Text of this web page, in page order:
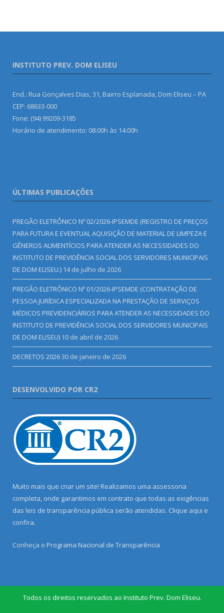
INSTITUTO PREV. DOM ELISEU
End.: Rua Gonçalves Dias, 31, Bairro Esplanada, Dom Eliseu – PA
CEP: 68633-000
Fone: (94) 99209-3185
Horário de atendimento: 08:00h às 14:00h
ÚLTIMAS PUBLICAÇÕES
PREGÃO ELETRÔNICO Nº 02/2026-IPSEMDE (REGISTRO DE PREÇOS
PARA FUTURA E EVENTUAL AQUISIÇÃO DE MATERIAL DE LIMPEZA E
GÊNEROS ALIMENTÍCIOS PARA ATENDER AS NECESSIDADES DO
INSTITUTO DE PREVIDÊNCIA SOCIAL DOS SERVIDORES MUNICIPAIS
DE DOM ELISEU.) 14 de julho de 2026
PREGÃO ELETRÔNICO Nº 01/2026-IPSEMDE (CONTRATAÇÃO DE
PESSOA JURÍDICA ESPECIALIZADA NA PRESTAÇÃO DE SERVIÇOS
MÉDICOS PREVIDENCIÁRIOS PARA ATENDER AS NECESSIDADES DO
INSTITUTO DE PREVIDÊNCIA SOCIAL DOS SERVIDORES MUNICIPAIS
DE DOM ELISEU) 10 de abril de 2026
DECRETOS 202630 de janeiro de 2026
DESENVOLVIDO POR CR2
Muito mais que criar um site! Realizamos uma assessoria
completa, onde garantimos em contrato que todas as exigências
das leis de transparência pública serão atendidas. Clique aqui e
confira.
Conheça o Programa Nacional de Transparência
Todos os direitos reservados ao Instituto Prev. Dom Eliseu.